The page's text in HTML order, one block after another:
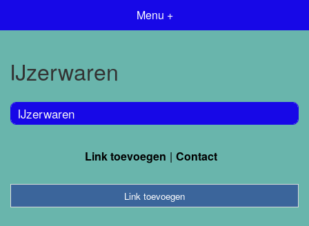
Menu +
IJzerwaren
IJzerwaren
Link toevoegen Contact
Link toevoegen